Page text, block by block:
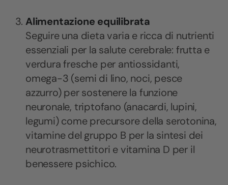
Alimentazione equilibrata
Seguire una dieta varia e ricca di nutrienti
essenziali per la salute cerebrale: frutta e
verdura fresche per antiossidanti,
omega-3 (semi di lino, noci, pesce
azzurro) per sostenere la funzione
neuronale, triptofano (anacardi, lupini,
legumi) come precursore della serotonina,
vitamine del gruppo B per la sintesi dei
neurotrasmettitori e vitamina D per il
benessere psichico.